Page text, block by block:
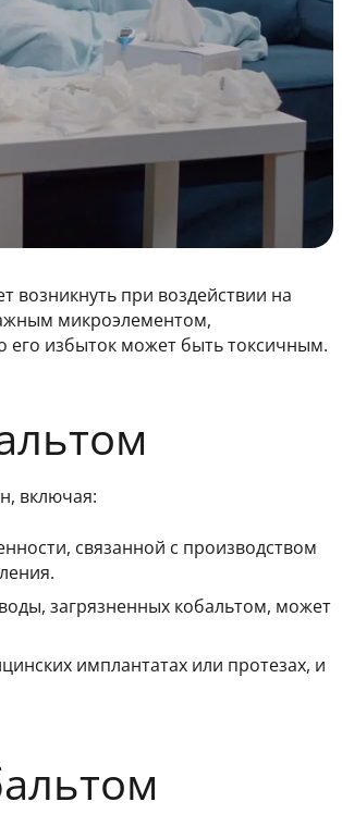
возникнуть при воздействии на
микроэлементом,
избыток может быть токсичным.
включая:
связанной с производством
загрязненных кобальтом, может
имплантатах или протезах, и